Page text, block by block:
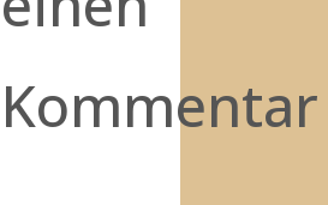
Kommentar